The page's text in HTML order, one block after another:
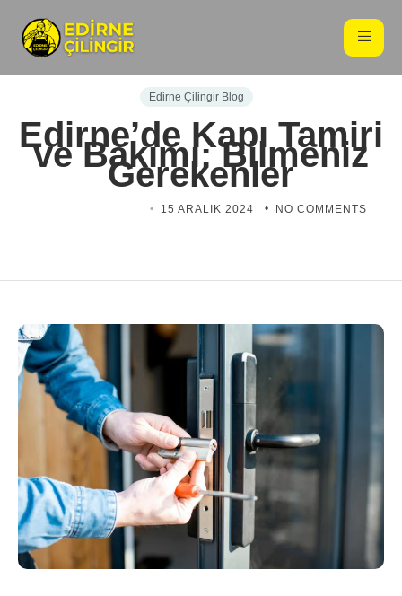
Edirne Çilingir Blog
Edirne’de Kapı Tamiri
ve Bakımı: Bilmeniz
Gerekenler
15 ARALIK 2024 NO COMMENTS